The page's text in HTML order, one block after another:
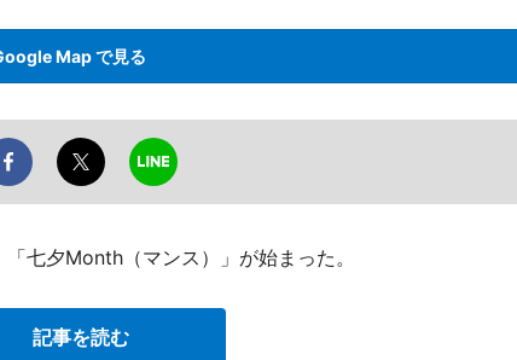
Map で見る
七夕Month（マンス）」が始まった。
記事を読む